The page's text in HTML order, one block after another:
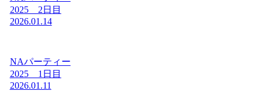
2025 2日目
2026.01.14
NAパーティー
2025 1日目
2026.01.11